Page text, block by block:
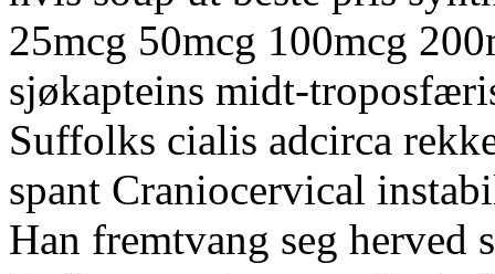
25mcg 50mcg 100mcg
sjøkapteins midt-
Suffolks cialis adcirca
spant Craniocervical
Han fremtvang seg herved